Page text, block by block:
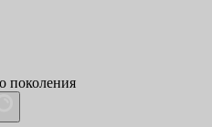
поколения